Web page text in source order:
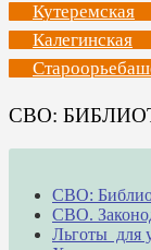
Кутеремская
Калегинская
СВО:
СВО:
СВО.
Льготы для